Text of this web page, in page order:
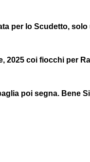
per lo Scudetto,
2025 coi fiocchi per
poi segna. Bene